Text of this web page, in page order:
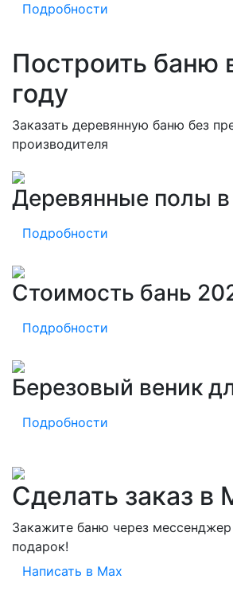
Подробности
Построить баню
году
Заказать деревянную баню без
производителя
Деревянные полы в
Подробности
Стоимость бань
Подробности
Березовый веник
Подробности
Сделать заказ в
Закажите баню через
подарок!
Написать в Max